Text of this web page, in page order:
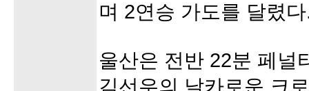
며 2연승 가도를 달렸
울산은 전반 22분 페널
김선우의 날카로운 크